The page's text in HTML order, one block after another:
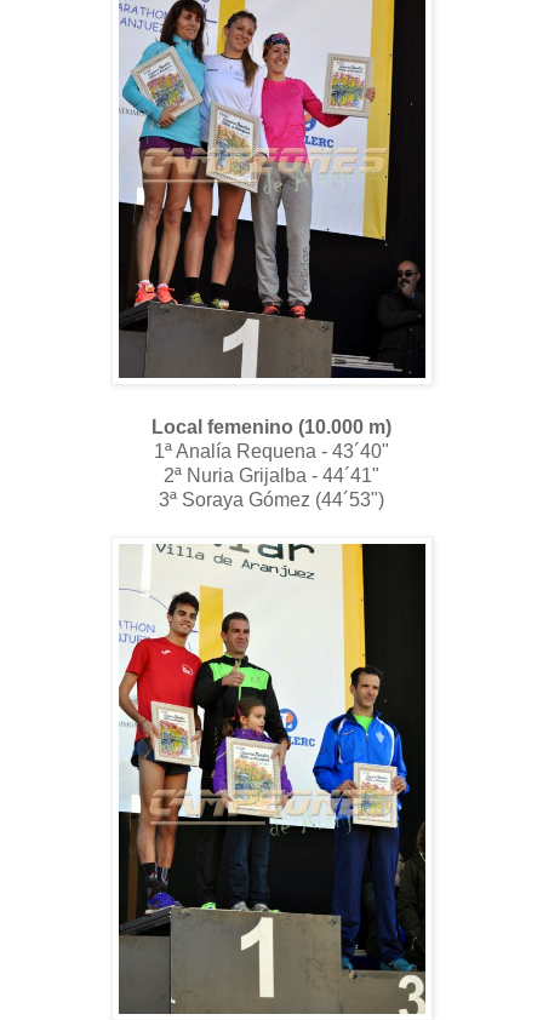
Local femenino (10.000 m)
1ª Analía Requena - 43´40"
2ª Nuria Grijalba - 44´41"
3ª Soraya Gómez (44´53")